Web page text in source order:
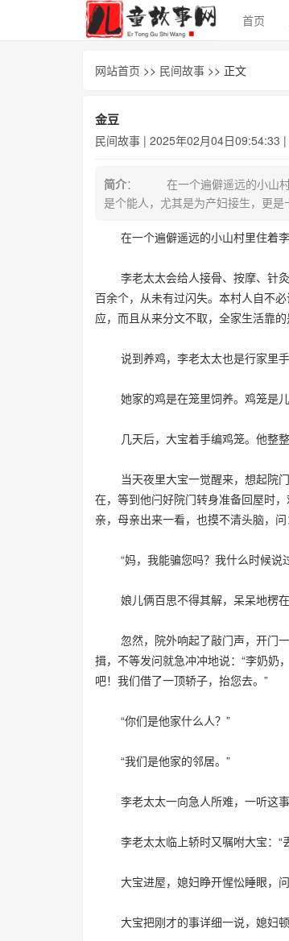
首页
网站首页 >> 民间故事 >> 正文
金豆
民间故事 | 2025年02月04日09:54:33
简介： 在一个遍僻遥远的小山村
是个能人，尤其是为产妇接生，更
在一个遍僻遥远的小山村里住着李
李老太太会给人接骨、按摩、针灸
百余个，从未有过闪失。本村人自不
应，而且从来分文不取，全家生活靠
说到养鸡，李老太太也是行家里手
她家的鸡是在笼里饲养。鸡笼是儿
几天后，大宝着手编鸡笼。他整整
当天夜里大宝一觉醒来，想起院门
在，等到他闩好院门转身准备回屋时
亲，母亲出来一看，也摸不清头脑，
“妈，我能骗您吗？我什么时候说
娘儿俩百思不得其解，呆呆地楞在
忽然，院外响起了敲门声，开门一
揖，不等发问就急冲冲地说：“李奶奶
吧！我们借了一顶轿子，抬您去。”
“你们是他家什么人？”
“我们是他家的邻居。”
李老太太一向急人所难，一听这事
李老太太临上轿时又嘱咐大宝：“
大宝进屋，媳妇睁开惺忪睡眼，问
大宝把刚才的事详细一说，媳妇顿